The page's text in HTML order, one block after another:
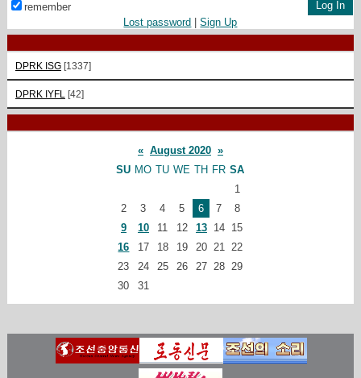
remember
Lost password |Sign Up
DPRK ISG [1337]
DPRK IYFL [42]
« August 2020 »
SU MO TU WE TH FR SA
1
2
3 4 5 6 7
8
9
10 11 12 13 14
15
16
17 18 19 20 21 22
23
24 25 26 27 28 29
30
31